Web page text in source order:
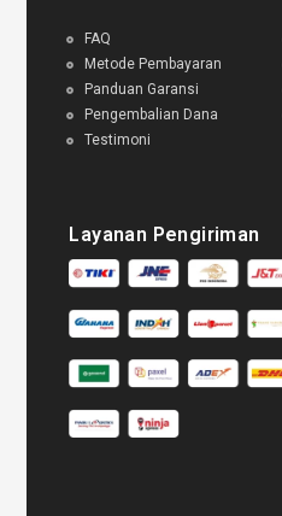
FAQ
Metode Pembayaran
Panduan Garansi
Pengembalian Dana
Testimoni
Layanan Pengiriman